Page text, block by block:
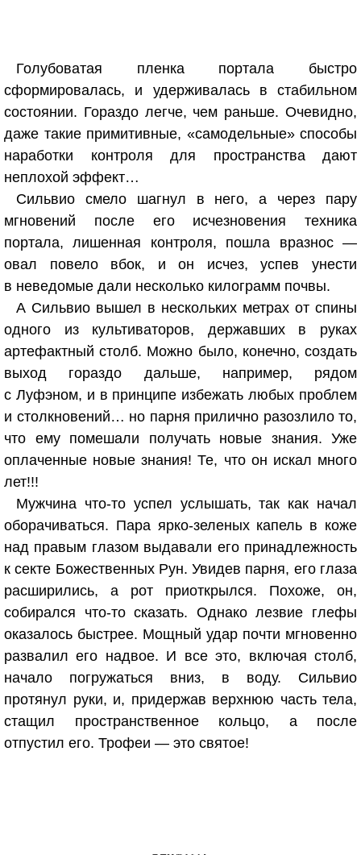
Голубоватая пленка портала быстро
сформировалась, и удерживалась в стабильном
состоянии. Гораздо легче, чем раньше. Очевидно,
даже такие примитивные, «самодельные» способы
наработки контроля для пространства дают
неплохой эффект…
Сильвио смело шагнул в него, а через пару
мгновений после его исчезновения техника
портала, лишенная контроля, пошла вразнос —
овал повело вбок, и он исчез, успев унести
в неведомые дали несколько килограмм почвы.
А Сильвио вышел в нескольких метрах от спины
одного из культиваторов, державших в руках
артефактный столб. Можно было, конечно, создать
выход гораздо дальше, например, рядом
с Луфэном, и в принципе избежать любых проблем
и столкновений… но парня прилично разозлило то,
что ему помешали получать новые знания. Уже
оплаченные новые знания! Те, что он искал много
лет!!!
Мужчина что-то успел услышать, так как начал
оборачиваться. Пара ярко-зеленых капель в коже
над правым глазом выдавали его принадлежность
к секте Божественных Рун. Увидев парня, его глаза
расширились, а рот приоткрылся. Похоже, он,
собирался что-то сказать. Однако лезвие глефы
оказалось быстрее. Мощный удар почти мгновенно
развалил его надвое. И все это, включая столб,
начало погружаться вниз, в воду. Сильвио
протянул руки, и, придержав верхнюю часть тела,
стащил пространственное кольцо, а после
отпустил его. Трофеи — это святое!